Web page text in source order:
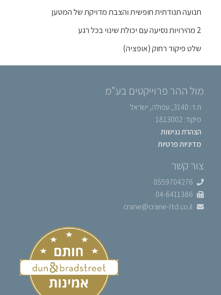
תנועה תנודתית חופשית והצבת מדויקת של המטען
2 מהירויות נסיעה עם יכולת שינוי בכל רגע
שלט פיקוד רחוק (אופציה)
מול ההר פרוייקטים בע"מ
ת.ד: 3140, עפולה, ישראל
מיקוד: 1813002
הצהרת נגישות
מדיניות פרטיות
צור קשר
0559704276
04-6411386
crane@crane-ltd.co.il